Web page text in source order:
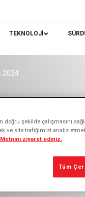
TEKNOLOJİ
şekilde çalışmasını
ve site trafiğimizi analiz
ziyaret ediniz.
Tüm